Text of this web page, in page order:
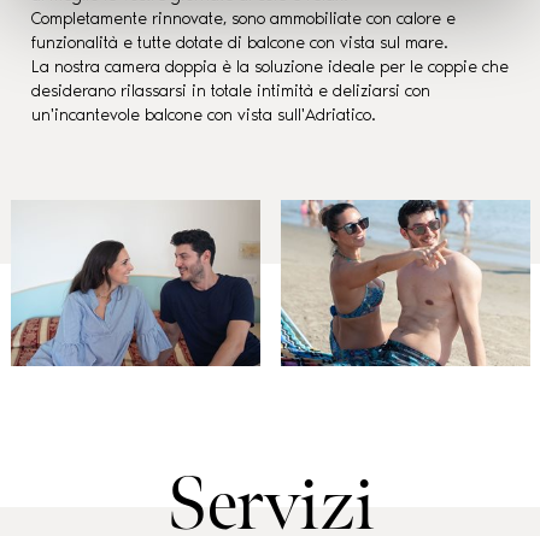
Completamente rinnovate, sono ammobiliate con calore e
funzionalità e tutte dotate di balcone con vista sul mare.
La nostra camera doppia è la soluzione ideale per le coppie che
desiderano rilassarsi in totale intimità e deliziarsi con
un'incantevole balcone con vista sull'Adriatico.
Servizi